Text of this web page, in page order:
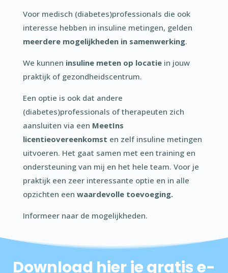
Voor medisch (diabetes)professionals die ook
interesse hebben in insuline metingen, gelden
meerdere mogelijkheden in samenwerking.
We kunnen insuline meten op locatiein jouw
praktijk of gezondheidscentrum.
Een optie is ook dat andere
(diabetes)professionals of therapeuten zich
aansluiten via een MeetIns
licentieovereenkomst en zelf insuline metingen
uitvoeren. Het gaat samen met een training en
ondersteuning van mij en het hele team. Voor je
praktijk een zeer interessante optie en in alle
opzichten een waardevolle toevoeging.
Informeer naar de mogelijkheden.
Download hier je gratis e-